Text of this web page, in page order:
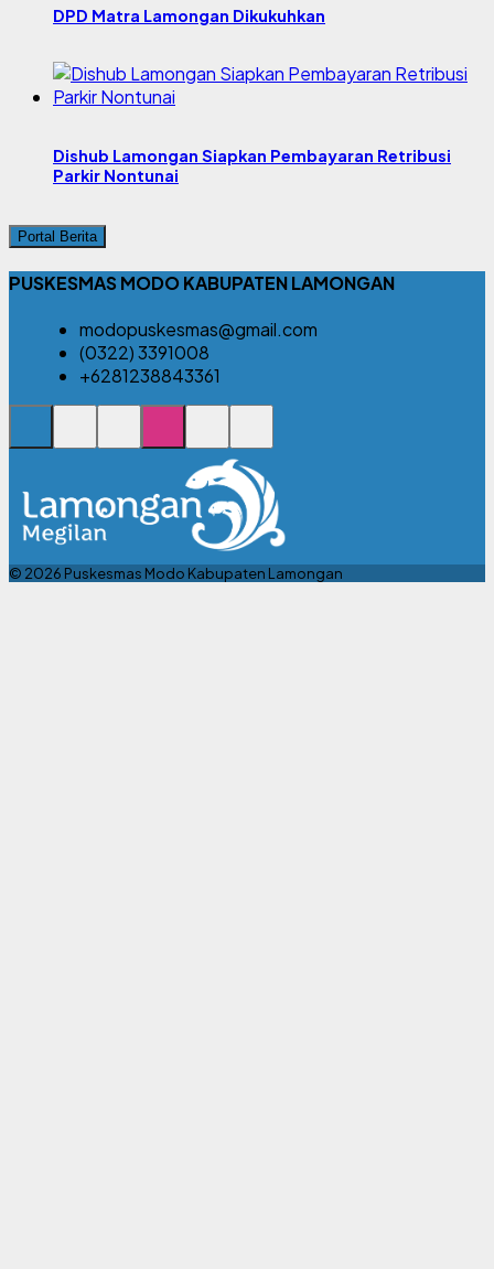
DPD Matra Lamongan Dikukuhkan
Dishub Lamongan Siapkan Pembayaran Retribusi
Parkir Nontunai
Portal Berita
PUSKESMAS MODO KABUPATEN LAMONGAN
modopuskesmas@gmail.com
(0322) 3391008
+6281238843361
© 2026 Puskesmas Modo Kabupaten Lamongan